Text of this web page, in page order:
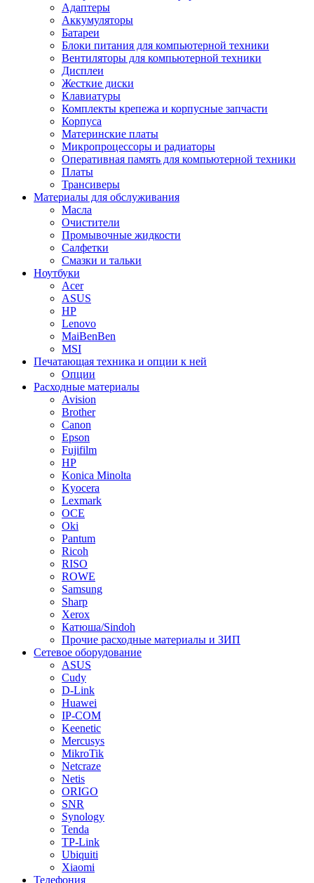
Адаптеры
Аккумуляторы
Батареи
Блоки питания для компьютерной техники
Вентиляторы для компьютерной техники
Дисплеи
Жесткие диски
Клавиатуры
Комплекты крепежа и корпусные запчасти
Корпуса
Материнские платы
Микропроцессоры и радиаторы
Оперативная память для компьютерной техники
Платы
Трансиверы
Материалы для обслуживания
Масла
Очистители
Промывочные жидкости
Салфетки
Смазки и тальки
Ноутбуки
Acer
ASUS
HP
Lenovo
MaiBenBen
MSI
Печатающая техника и опции к ней
Опции
Расходные материалы
Avision
Brother
Canon
Epson
Fujifilm
HP
Konica Minolta
Kyocera
Lexmark
OCE
Oki
Pantum
Ricoh
RISO
ROWE
Samsung
Sharp
Xerox
Катюша/Sindoh
Прочие расходные материалы и ЗИП
Сетевое оборудование
ASUS
Cudy
D-Link
Huawei
IP-COM
Keenetic
Mercusys
MikroTik
Netcraze
Netis
ORIGO
SNR
Synology
Tenda
TP-Link
Ubiquiti
Xiaomi
Телефония